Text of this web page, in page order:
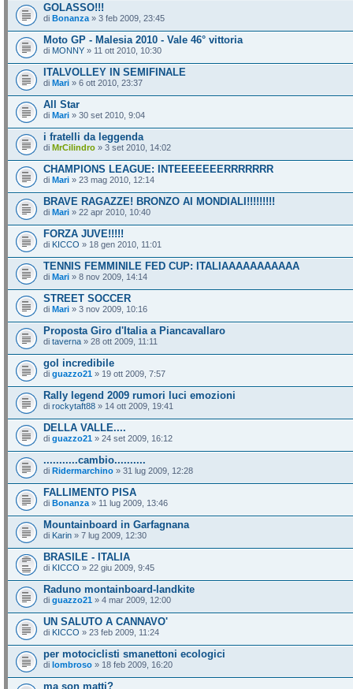
GOLASSO!!!
di Bonanza » 3 feb 2009, 23:45
Moto GP - Malesia 2010 - Vale 46° vittoria
di MONNY » 11 ott 2010, 10:30
ITALVOLLEY IN SEMIFINALE
di Mari » 6 ott 2010, 23:37
All Star
di Mari » 30 set 2010, 9:04
i fratelli da leggenda
di MrCilindro » 3 set 2010, 14:02
CHAMPIONS LEAGUE: INTEEEEEEERRRRRRR
di Mari » 23 mag 2010, 12:14
BRAVE RAGAZZE! BRONZO AI MONDIALI!!!!!!!!!
di Mari » 22 apr 2010, 10:40
FORZA JUVE!!!!!
di KICCO » 18 gen 2010, 11:01
TENNIS FEMMINILE FED CUP: ITALIAAAAAAAAAAA
di Mari » 8 nov 2009, 14:14
STREET SOCCER
di Mari » 3 nov 2009, 10:16
Proposta Giro d'Italia a Piancavallaro
di taverna » 28 ott 2009, 11:11
gol incredibile
di guazzo21 » 19 ott 2009, 7:57
Rally legend 2009 rumori luci emozioni
di rockytaft88 » 14 ott 2009, 19:41
DELLA VALLE....
di guazzo21 » 24 set 2009, 16:12
...........cambio..........
di Ridermarchino » 31 lug 2009, 12:28
FALLIMENTO PISA
di Bonanza » 11 lug 2009, 13:46
Mountainboard in Garfagnana
di Karin » 7 lug 2009, 12:30
BRASILE - ITALIA
di KICCO » 22 giu 2009, 9:45
Raduno montainboard-landkite
di guazzo21 » 4 mar 2009, 12:00
UN SALUTO A CANNAVO'
di KICCO » 23 feb 2009, 11:24
per motociclisti smanettoni ecologici
di lombroso » 18 feb 2009, 16:20
ma son matti?